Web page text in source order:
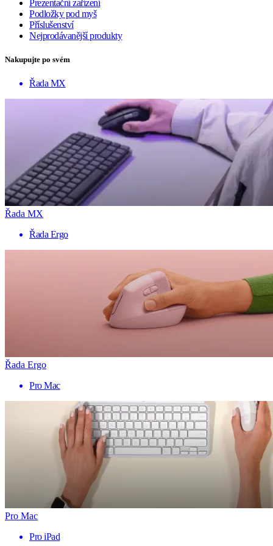
Prezentační zařízení
Podložky pod myš
Příslušenství
Nejprodávanější produkty
Nakupujte po svém
Řada MX
Řada MX
Řada Ergo
Řada Ergo
Pro Mac
Pro Mac
Pro iPad